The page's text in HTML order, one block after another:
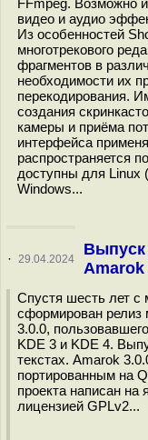
FFmpeg. Возможно
видео и аудио
Из особенностей
многотрекового
фрагментов в
необходимости их
перекодирования.
создания
камеры и приёма
интерфейса
распространяется
доступны для Linux
Windows...
· 29.04.2024
Выпуск
Amarok
Спустя шесть лет с
сформирован релиз
3.0.0,
KDE 3 и KDE 4.
текстах. Amarok
портированным на
проекта написан на
лицензией GPLv2...